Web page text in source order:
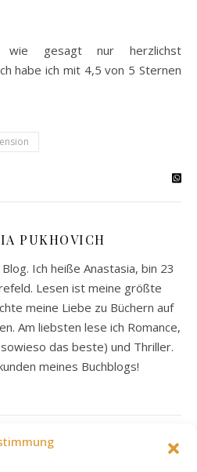
gesagt nur herzlichst
habe ich mit 4,5 von 5 Sternen
PUKHOVICH
Ich heiße Anastasia, bin 23
Lesen ist meine größte
meine Liebe zu Büchern auf
Am liebsten lese ich Romance,
das beste) und Thriller.
meines Buchblogs!
A REPLY